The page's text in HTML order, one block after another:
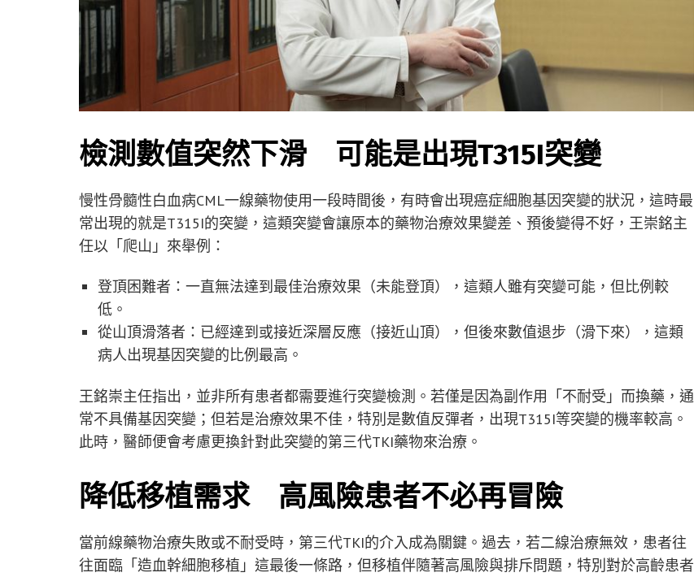
檢測數值突然下滑 可能是出現T315I突變
慢性骨髓性白血病CML一線藥物使用一段時間後，有時會出現癌症細胞基因突變的狀況，這時最
常出現的就是T315I的突變，這類突變會讓原本的藥物治療效果變差、預後變得不好，王崇銘主
任以「爬山」來舉例：
登頂困難者：一直無法達到最佳治療效果（未能登頂），這類人雖有突變可能，但比例較
低。
從山頂滑落者：已經達到或接近深層反應（接近山頂），但後來數值退步（滑下來），這類
病人出現基因突變的比例最高。
王銘崇主任指出，並非所有患者都需要進行突變檢測。若僅是因為副作用「不耐受」而換藥，通
常不具備基因突變；但若是治療效果不佳，特別是數值反彈者，出現T315I等突變的機率較高。
此時，醫師便會考慮更換針對此突變的第三代TKI藥物來治療。
降低移植需求 高風險患者不必再冒險
當前線藥物治療失敗或不耐受時，第三代TKI的介入成為關鍵。過去，若二線治療無效，患者往
往面臨「造血幹細胞移植」這最後一條路，但移植伴隨著高風險與排斥問題，特別對於高齡患者